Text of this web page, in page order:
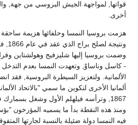
قواتها, لمواجهة الجيش البروسي من جهة,
أخرى.
هزمت بروسيا النمسا وحلفائها هزيمة
وضمت بروسيا إليها شليزفيج وهولشتاين
- كاسل وناساوْ, وتعهدت النمسا بعدم التدخل
الألمانية. ولتعزيز السيطرة البروسية,
ألمانيا الأخرى لتكوين ما سمي "بالاتحاد
1867, وترأسه فيلهلم الأول وشغل
ومنذ هذه النقطة بدأ ما يسميه المؤرخون
فيه النمسا دولة ضئيلة بالنسبة لجارتها